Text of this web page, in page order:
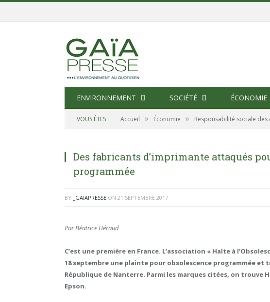
ENVIRONNEMENT SOCIÉTÉ ÉCONOMIE
VOUS ÊTES : Accueil » Économie » Responsabilité sociale
Des fabricants d’imprimante attaqués
programmée
BY _GAIAPRESSE ON 21 SEPTEMBRE 2017
Par Béatrice Héraud
C’est une première en France. L’association « Halte à
18 septembre une plainte pour obsolescence programmée et
République de Nanterre. Parmi les marques citées, on trouve
Epson.